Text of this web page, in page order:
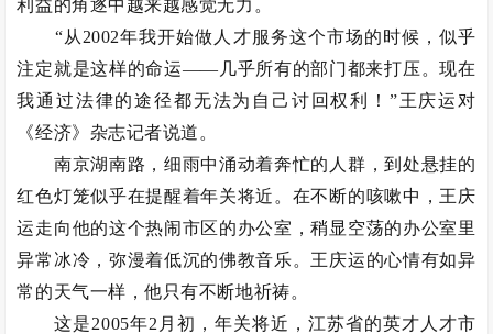
利益的角逐中越来越感觉无力。
“从2002年我开始做人才服务这个市场的时候，似乎
注定就是这样的命运——几乎所有的部门都来打压。现在
我通过法律的途径都无法为自己讨回权利！”王庆运对
《经济》杂志记者说道。
南京湖南路，细雨中涌动着奔忙的人群，到处悬挂的
红色灯笼似乎在提醒着年关将近。在不断的咳嗽中，王庆
运走向他的这个热闹市区的办公室，稍显空荡的办公室里
异常冰冷，弥漫着低沉的佛教音乐。王庆运的心情有如异
常的天气一样，他只有不断地祈祷。
这是2005年2月初，年关将近，江苏省的英才人才市